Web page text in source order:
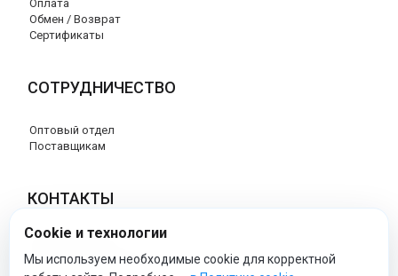
Оплата
Обмен / Возврат
Сертификаты
СОТРУДНИЧЕСТВО
Оптовый отдел
Поставщикам
КОНТАКТЫ
8 (800) 707-76-34
info@esspero-market.ru
Cookie и технологии
Мы используем необходимые cookie для корректной